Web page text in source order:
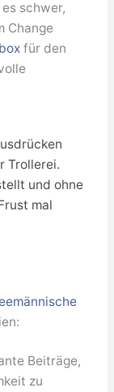
schwer,
Change
für den
Trollerei.
und ohne
mal
Beiträge,
zu